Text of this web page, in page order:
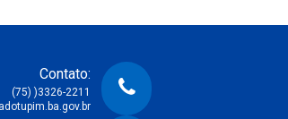
Contato:
(75) )3326-2211